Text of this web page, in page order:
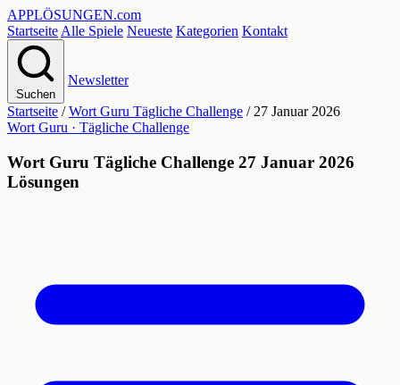
APPLÖSUNGEN.com
Startseite Alle Spiele Neueste Kategorien Kontakt
Suchen
Newsletter
Startseite / Wort Guru Tägliche Challenge / 27 Januar 2026
Wort Guru · Tägliche Challenge
Wort Guru Tägliche Challenge 27 Januar 2026
Lösungen